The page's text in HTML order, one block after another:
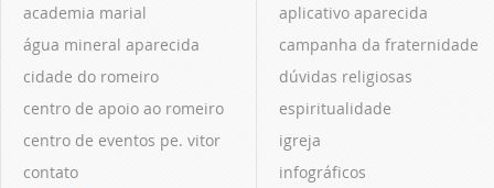
academia marial
água mineral aparecida
cidade do romeiro
centro de apoio ao romeiro
centro de eventos pe. vitor
contato
aplicativo aparecida
campanha da fraternidade
dúvidas religiosas
espiritualidade
igreja
infográficos